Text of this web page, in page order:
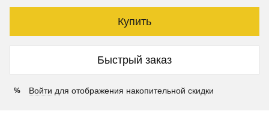
Купить
Быстрый заказ
% Войти для отображения накопительной скидки